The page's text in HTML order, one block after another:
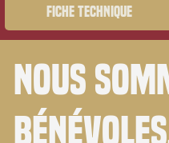
Fiche technique
Nous